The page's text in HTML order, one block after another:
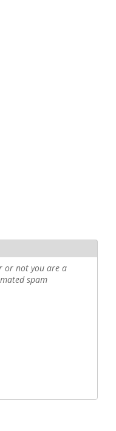
or not you are a
spam